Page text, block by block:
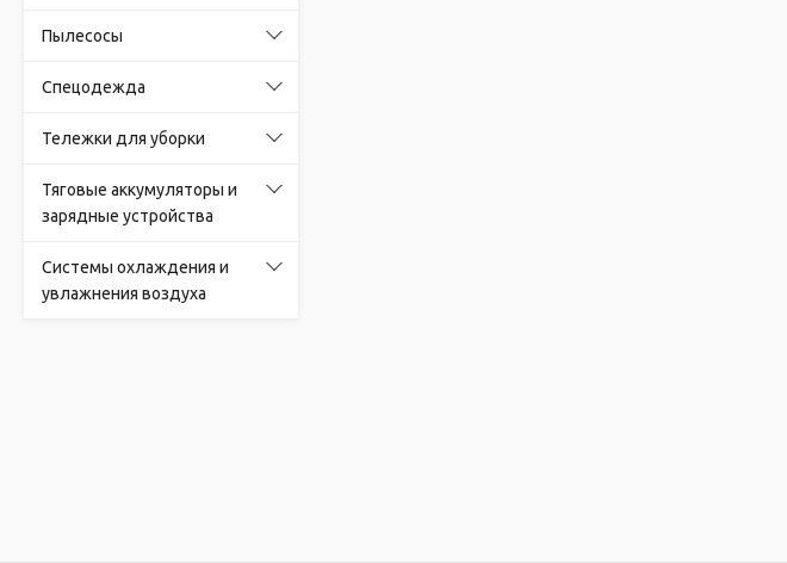
Пылесосы
Спецодежда
Тележки для уборки
Тяговые аккумуляторы и
зарядные устройства
Системы охлаждения и
увлажнения воздуха